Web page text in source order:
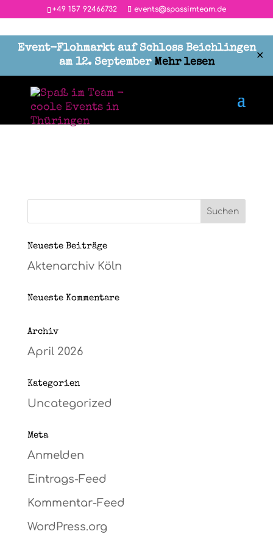
‭+49 157 92466732 events@spassimteam.de
Event-Flohmarkt auf Schloss Beichlingen
am 12. September Mehr lesen ✕
labyrinthlösung1
vonMaria
Neueste Beiträge
Aktenarchiv Köln
Neueste Kommentare
Archiv
April 2026
Kategorien
Uncategorized
Meta
Anmelden
Eintrags-Feed
Kommentar-Feed
WordPress.org